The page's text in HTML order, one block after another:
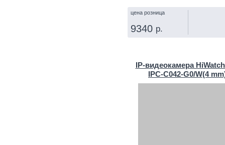
цена розница
9340 р.
IP‑видеокамера
IPC-C042-G0/W(4